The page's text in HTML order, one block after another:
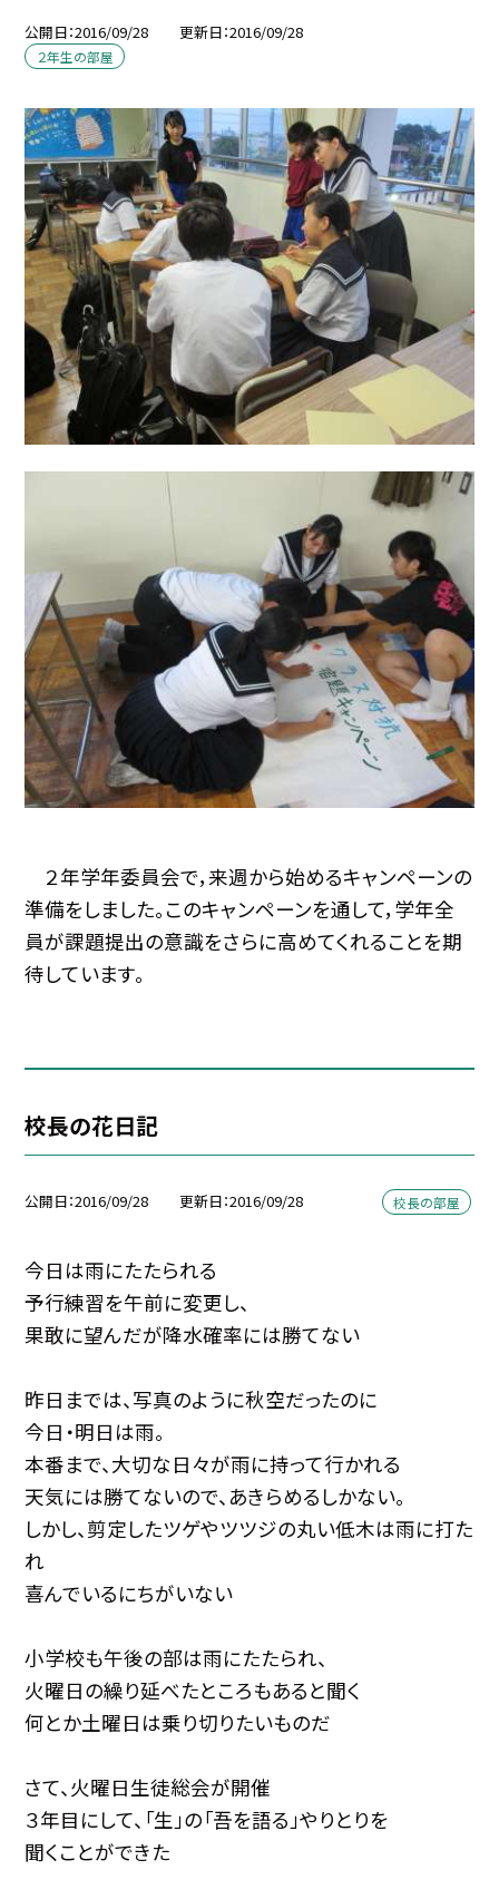
公開日 2016/09/28 更新日 2016/09/28
２年生の部屋
２年学年委員会で，来週から始めるキャンペーンの
準備をしました。このキャンペーンを通して，学年全
員が課題提出の意識をさらに高めてくれることを期
待しています。
校長の花日記
公開日 2016/09/28 更新日 2016/09/28 校長の部屋
今日は雨にたたられる
予行練習を午前に変更し、
果敢に望んだが降水確率には勝てない
昨日までは、写真のように秋空だったのに
今日・明日は雨。
本番まで、大切な日々が雨に持って行かれる
天気には勝てないので、あきらめるしかない。
しかし、剪定したツゲやツツジの丸い低木は雨に打た
れ
喜んでいるにちがいない
小学校も午後の部は雨にたたられ、
火曜日の繰り延べたところもあると聞く
何とか土曜日は乗り切りたいものだ
さて、火曜日生徒総会が開催
３年目にして、「生」の「吾を語る」やりとりを
聞くことができた